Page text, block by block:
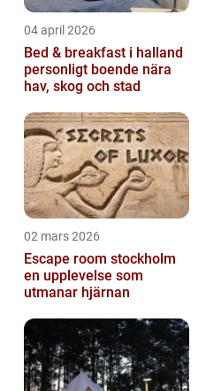
04 april 2026
Bed & breakfast i halland
personligt boende nära
hav, skog och stad
02 mars 2026
Escape room stockholm
en upplevelse som
utmanar hjärnan